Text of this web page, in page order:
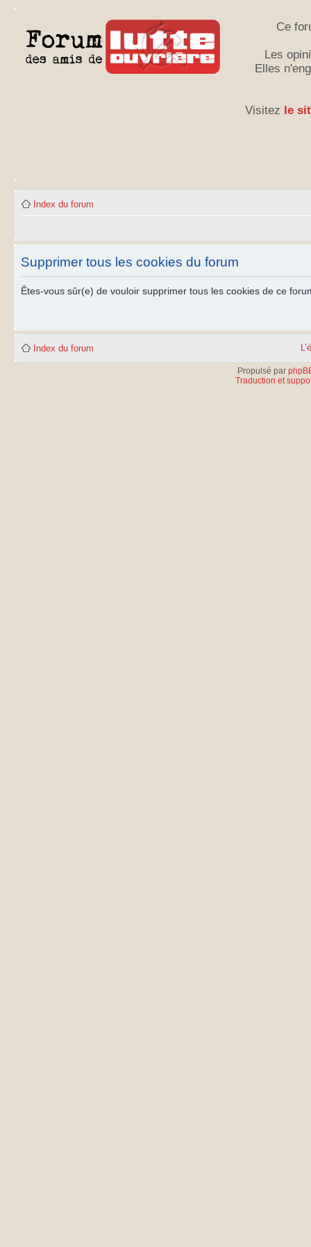
Ce
Les
Elles
Visitez le
Index du forum
Supprimer tous les cookies du forum
Êtes-vous sûr(e) de vouloir supprimer tous les cookies de ce
Index du forum
Propulsé par
Traduction et